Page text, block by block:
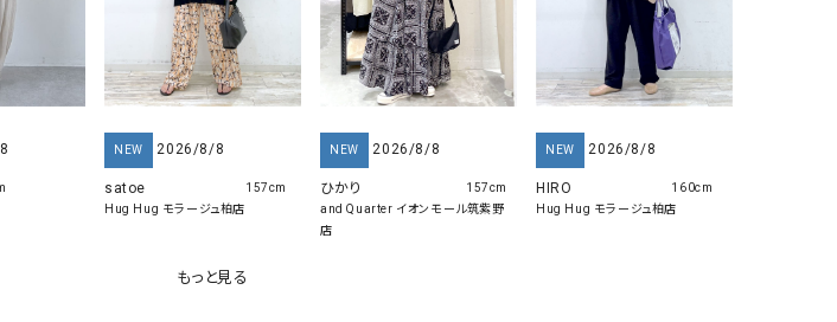
NEW 2026/8/8
satoe
Hug Hug モラージュ柏店
157cm
NEW 2026/8/8
ひかり
and Quarter イオンモール筑紫野
店
157cm
NEW 2026/8/8
HIRO
Hug Hug モラージュ柏店
160cm
もっと見る